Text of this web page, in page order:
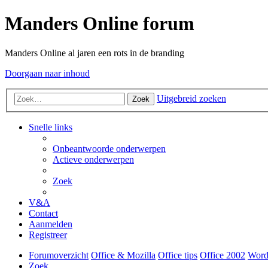
Manders Online forum
Manders Online al jaren een rots in de branding
Doorgaan naar inhoud
Zoek Uitgebreid zoeken
Snelle links
Onbeantwoorde onderwerpen
Actieve onderwerpen
Zoek
V&A
Contact
Aanmelden
Registreer
Forumoverzicht Office & Mozilla Office tips Office 2002